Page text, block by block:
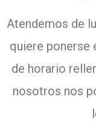
Atendemos de
quiere ponerse
de horario
nosotros nos